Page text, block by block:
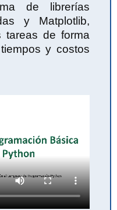
de librerías
y Matplotlib,
tareas de forma
y costos